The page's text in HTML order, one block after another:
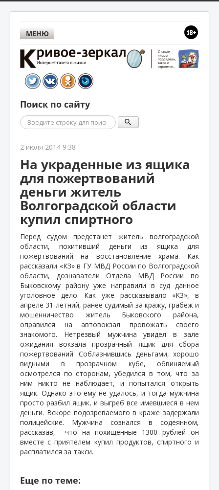
МЕНЮ
Поиск по сайту
Поиск
2 июля 2014 9:38
На украденные из ящика
для пожертвований
деньги житель
Волгоградской области
купил спиртного
Перед судом предстанет житель волгоградской
области, похитивший деньги из ящика для
пожертвований на восстановление храма. Как
рассказали «КЗ» в ГУ МВД России по Волгоградской
области, дознаватели Отдела МВД России по
Быковскому району уже направили в суд данное
уголовное дело. Как уже рассказывало «КЗ», в
апреле 31-летний, ранее судимый за кражу, грабеж и
мошенничество житель Быковского района,
оправился на автовокзал провожать своего
знакомого. Нетрезвый мужчина увидел в зале
ожидания вокзала прозрачный ящик для сбора
пожертвований. Соблазнившись деньгами, хорошо
видными в прозрачном кубе, обвиняемый
осмотрелся по сторонам, убедился в том, что за
ним никто не наблюдает, и попытался открыть
ящик. Однако это ему не удалось, и тогда мужчина
просто разбил ящик, и выгреб все имевшиеся в нем
деньги. Вскоре подозреваемого в краже задержали
полицейские. Мужчина сознался в содеянном,
рассказав,
что на похищенные 1300 рублей он
вместе с приятелем купил продуктов, спиртного и
расплатился за такси.
Еще по теме: